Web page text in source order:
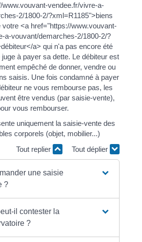
www.vouvant-vendee.fr/vivre-a-
2/1800-2/?xml=R1185">biens
votre <a href="https://www.vouvant-
a-vouvant/demarches-2/1800-2/?
a> qui n'a pas encore été
à payer sa dette. Le débiteur est
empêché de donner, vendre ou
saisis. Une fois condamné à payer
ne vous rembourse pas, les
être vendus (par saisie-vente),
vous rembourser.
uniquement la saisie-vente des
corporels (objet, mobilier...)
Tout replier
Tout déplier
une saisie
?
il contester la
?